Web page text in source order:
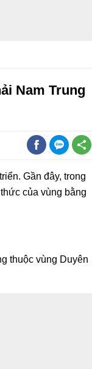
Nam Trung
Gần đây, trong
của vùng bằng
thuộc vùng Duyên